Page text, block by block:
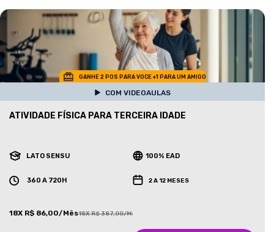
GANHE 2 POS PARA VOCE +1 PARA UM AMIGO
COM VIDEOAULAS
ATIVIDADE FÍSICA PARA TERCEIRA IDADE
LATO SENSU 100% EAD
360 A 720H 2 A 12 MESES
18X R$ 86,00/Mês18X R$ 387,00/Mês